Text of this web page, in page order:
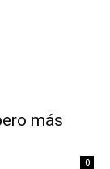
más
0